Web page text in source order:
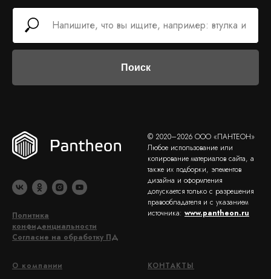
Поиск
Политика
конфиденциальности
Согласие на обработку ПД
© 2020–2026 ООО «ПАНТЕОН»
Любое использование или
копирование материалов сайта, а
также их подборки, элементов
дизайна и оформления
допускается только с разрешения
правообладателя и с указанием
источника: www.pantheon.ru
О компании
КОНТАКТЫ